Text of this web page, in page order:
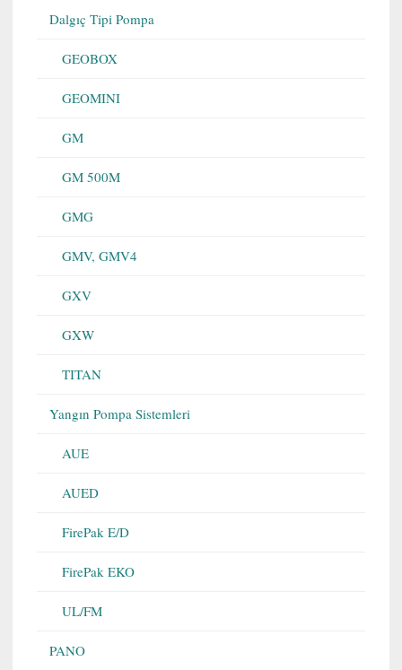
Dalgıç Tipi Pompa
GEOBOX
GEOMINI
GM
GM 500M
GMG
GMV, GMV4
GXV
GXW
TITAN
Yangın Pompa Sistemleri
AUE
AUED
FirePak E/D
FirePak EKO
UL/FM
PANO